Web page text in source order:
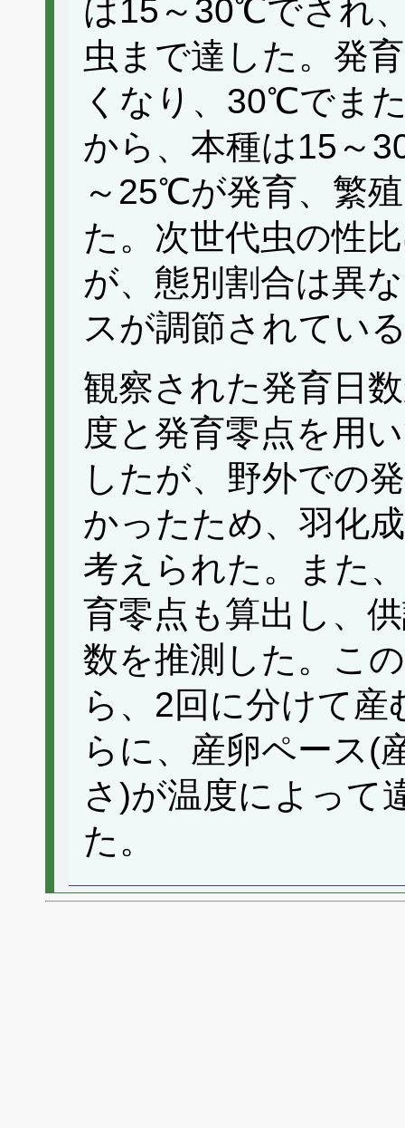
は15～30℃でされ
虫まで達した。発
くなり、30℃でま
から、本種は15～
～25℃が発育、繁
た。次世代虫の性
が、態別割合は異
スが調節されてい
観察された発育日
度と発育零点を用
したが、野外での
かったため、羽化
考えられた。また
育零点も算出し、
数を推測した。こ
ら、2回に分けて
らに、産卵ペース(
さ)が温度によって
た。